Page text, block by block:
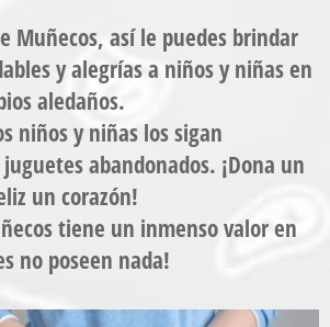
Muñecos, así le puedes brindar
y alegrías a niños y niñasen
aledaños.
niños y niñas los sigan
abandonados. ¡Dona un
un corazón!
tiene un inmenso valor en
no poseen nada!